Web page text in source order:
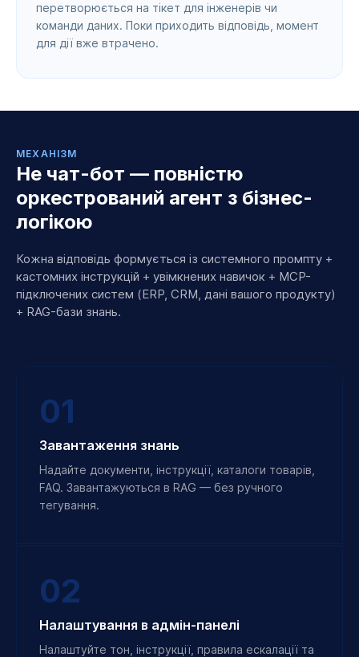
перетворюється на тікет для інженерів чи
команди даних. Поки приходить відповідь, момент
для дії вже втрачено.
МЕХАНІЗМ
Не чат-бот — повністю
оркестрований агент з бізнес-
логікою
Кожна відповідь формується із системного промпту +
кастомних інструкцій + увімкнених навичок + MCP-
підключених систем (ERP, CRM, дані вашого продукту)
+ RAG-бази знань.
01
Завантаження знань
Надайте документи, інструкції, каталоги товарів,
FAQ. Завантажуються в RAG — без ручного
тегування.
02
Налаштування в адмін-панелі
Налаштуйте тон, інструкції, правила ескалації та